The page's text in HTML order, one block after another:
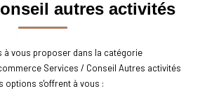
Sommes-Nous
Surface min
autres activités
à vous proposer dans la catégorie
Services / Conseil Autres activités
options s'offrent à vous :